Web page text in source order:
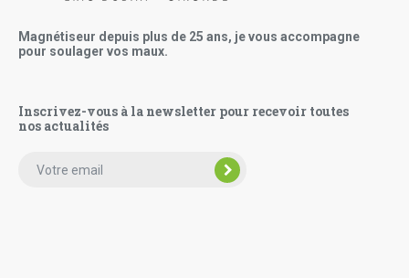
Magnétiseur depuis plus de 25 ans, je vous accompagne
pour soulager vos maux.
Inscrivez-vous à la newsletter pour recevoir toutes
nos actualités